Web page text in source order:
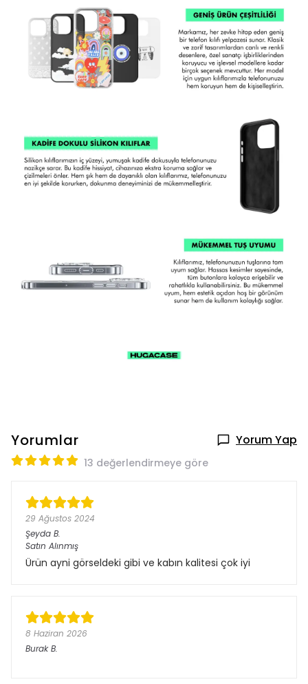
Yorumlar Yorum Yap
13 değerlendirmeye göre
29 Ağustos 2024
Şeyda B.
Satın Alınmış
Ürün ayni görseldeki gibi ve kabın kalitesi çok iyi
8 Haziran 2026
Burak B.